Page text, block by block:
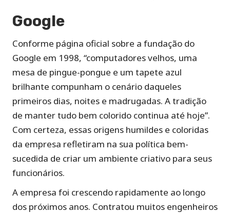
Google
Conforme página oficial sobre a fundação do
Google em 1998, “computadores velhos, uma
mesa de pingue-pongue e um tapete azul
brilhante compunham o cenário daqueles
primeiros dias, noites e madrugadas. A tradição
de manter tudo bem colorido continua até hoje”.
Com certeza, essas origens humildes e coloridas
da empresa refletiram na sua política bem-
sucedida de criar um ambiente criativo para seus
funcionários.
A empresa foi crescendo rapidamente ao longo
dos próximos anos. Contratou muitos engenheiros